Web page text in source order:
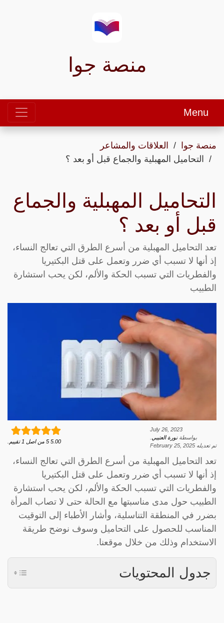
منصة جوا
Menu
منصة جوا
العلاقات والمشاعر
التحاميل المهبلية والجماع قبل أو بعد ؟
التحاميل المهبلية والجماع
قبل أو بعد ؟
تعد التحاميل المهبلية من أسرع الطرق التي تعالج النساء،
إذ أنها لا تسبب أي ضرر وتعمل على قتل البكتيريا
والفطريات التي تسبب الحكة والألم، لكن يحب استشارة
الطبيب
July 26, 2023
بواسطةنورة العتيبي
تم تعديله February 25, 2025
5.00
5 من اصل 1 تقييم.
تعد التحاميل المهبلية من أسرع الطرق التي تعالج النساء،
إذ أنها لا تسبب أي ضرر وتعمل على قتل البكتيريا
والفطريات التي تسبب الحكة والألم، لكن يحب استشارة
الطبيب حول مدى مناسبتها مع الحالة حتى لا تصاب المرأة
بضرر في المنطقة التناسلية، وأشار الأطباء إلى التوقيت
المناسب للحصول على التحاميل وسوف نوضح طريقة
الاستخدام وذلك من خلال موقعنا.
جدول المحتويات